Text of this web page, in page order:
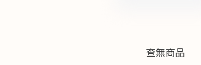
查無商品